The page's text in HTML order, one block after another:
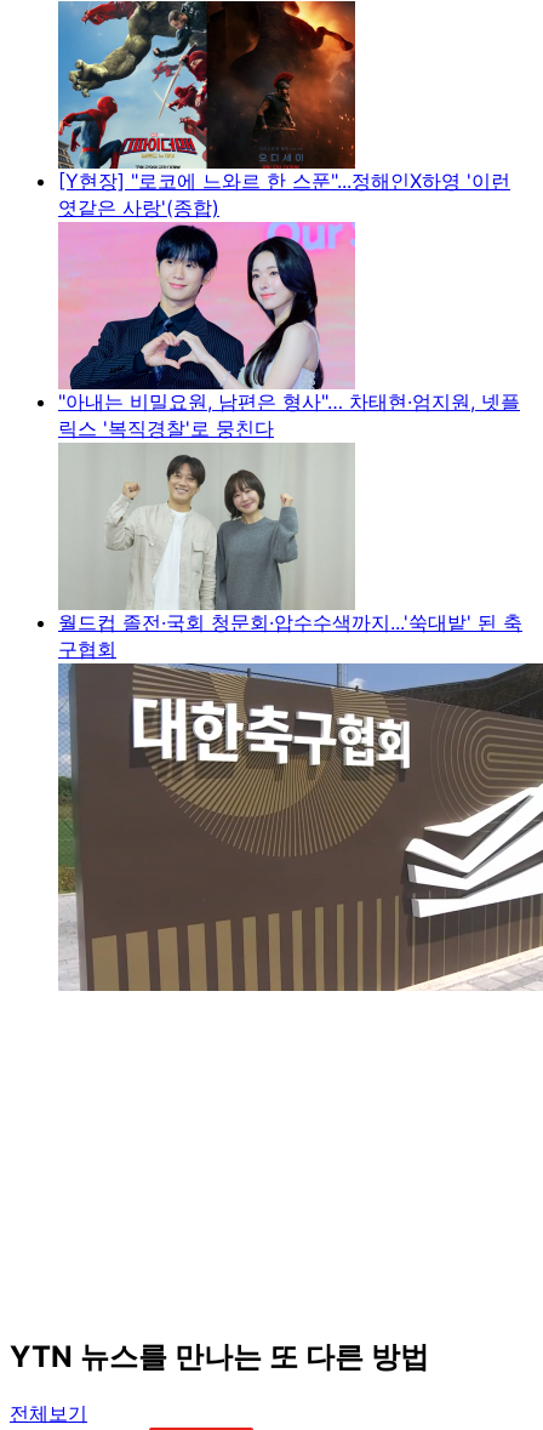
[Y현장] "로코에 느와르 한 스푼"...정해인X하영 '이런
엿같은 사랑'(종합)
"아내는 비밀요원, 남편은 형사"… 차태현·엄지원, 넷플
릭스 '복직경찰'로 뭉친다
월드컵 졸전·국회 청문회·압수수색까지...'쑥대밭' 된 축
구협회
YTN 뉴스를 만나는 또 다른 방법
전체보기